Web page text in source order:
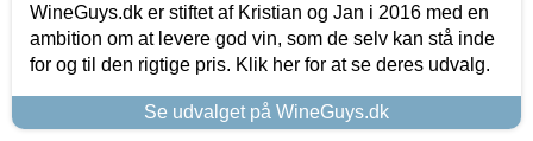
WineGuys.dk er stiftet af Kristian og Jan i 2016 med en
ambition om at levere god vin, som de selv kan stå inde
for og til den rigtige pris. Klik her for at se deres udvalg.
Se udvalget på WineGuys.dk